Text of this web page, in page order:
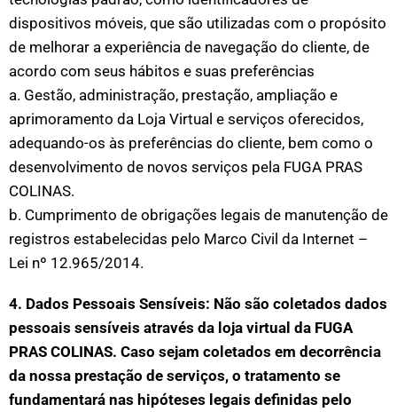
dispositivos móveis, que são utilizadas com o propósito
de melhorar a experiência de navegação do cliente, de
acordo com seus hábitos e suas preferências
a. Gestão, administração, prestação, ampliação e
aprimoramento da Loja Virtual e serviços oferecidos,
adequando-os às preferências do cliente, bem como o
desenvolvimento de novos serviços pela FUGA PRAS
COLINAS.
b. Cumprimento de obrigações legais de manutenção de
registros estabelecidas pelo Marco Civil da Internet –
Lei nº 12.965/2014.
4. Dados Pessoais Sensíveis: Não são coletados dados
pessoais sensíveis através da loja virtual da FUGA
PRAS COLINAS. Caso sejam coletados em decorrência
da nossa prestação de serviços, o tratamento se
fundamentará nas hipóteses legais definidas pelo